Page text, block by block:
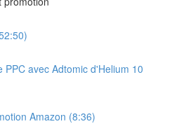
PPC avec Adtomic d'Helium 10
Amazon (8:36)